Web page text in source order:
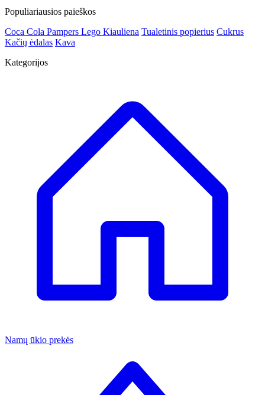
Populiariausios paieškos
Coca Cola Pampers Lego Kiauliena Tualetinis popierius Cukrus
Kačių ėdalas Kava
Kategorijos
Namų ūkio prekės